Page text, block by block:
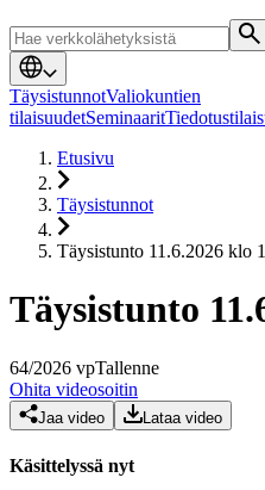
TäysistunnotValiokuntien
tilaisuudetSeminaarit
Etusivu
Täysistunnot
Täysistunto 11.6.2026 klo
Täysistunto
64/2026 vpTallenne
Ohita videosoitin
Jaa video Lataa video
Käsittelyssä nyt